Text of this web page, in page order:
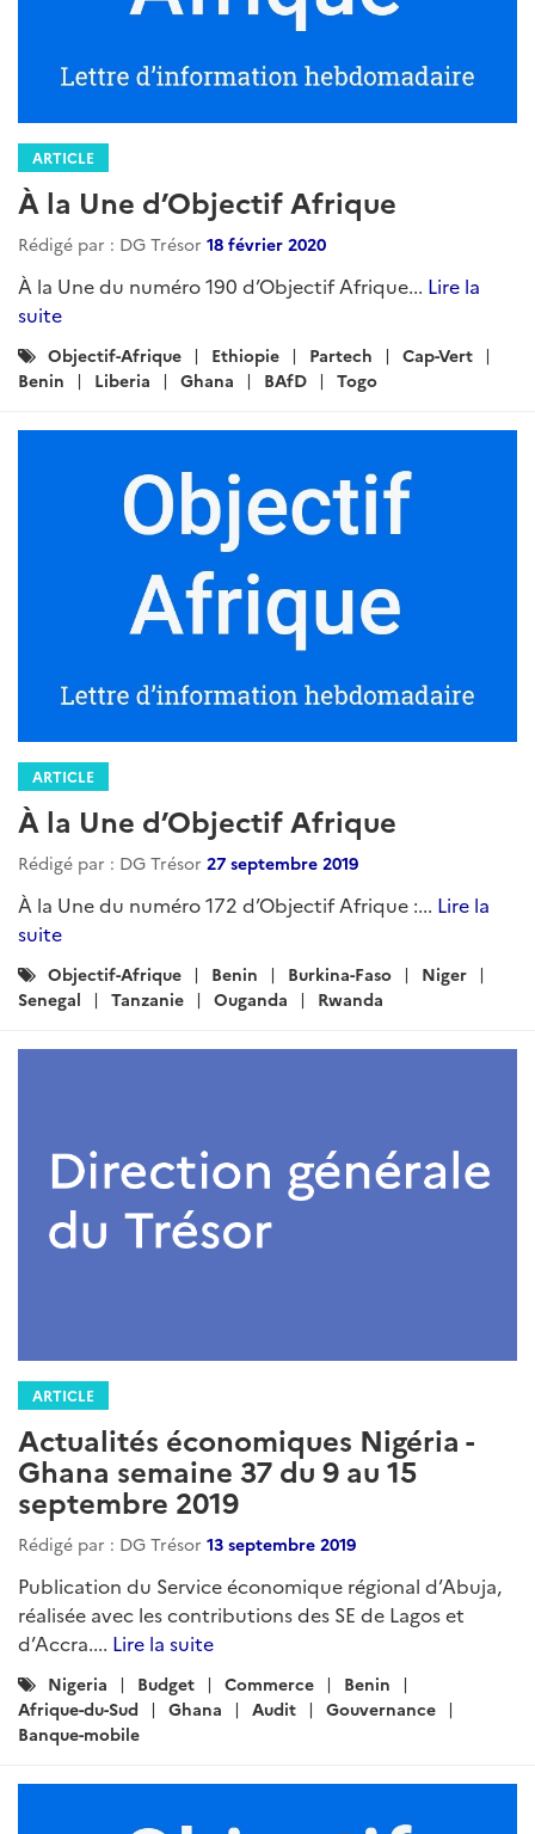
ARTICLE
À la Une d’Objectif Afrique
Rédigé par : DG Trésor 18 février 2020
À la Une du numéro 190 d’Objectif Afrique... Lire la
suite
Catégories
:
Objectif-Afrique Ethiopie Partech
Cap-Vert
Benin
Liberia Ghana BAfD Togo
ARTICLE
À la Une d’Objectif Afrique
Rédigé par : DG Trésor 27 septembre 2019
À la Une du numéro 172 d’Objectif Afrique :... Lire la
suite
Catégories
:
Objectif-Afrique Benin Burkina-Faso
Niger
Senegal
Tanzanie Ouganda Rwanda
ARTICLE
Actualités économiques Nigéria -
Ghana semaine 37 du 9 au 15
septembre 2019
Rédigé par : DG Trésor 13 septembre 2019
Publication du Service économique régional d’Abuja,
réalisée avec les contributions des SE de Lagos et
d’Accra.... Lire la suite
Catégories
:
Nigeria Budget Commerce
Benin
Afrique-du-Sud
Ghana Audit
Gouvernance
Banque-mobile